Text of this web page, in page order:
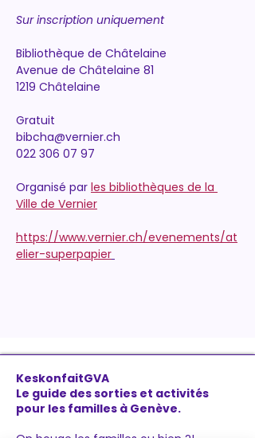
Sur inscription uniquement
Bibliothèque de Châtelaine
Avenue de Châtelaine 81
1219 Châtelaine
Gratuit
bibcha@vernier.ch
022 306 07 97
Organisé par les bibliothèques de la
Ville de Vernier
https://www.vernier.ch/evenements/at
elier-superpapier
KeskonfaitGVA
Le guide des sorties et activités
pour les familles à Genève.